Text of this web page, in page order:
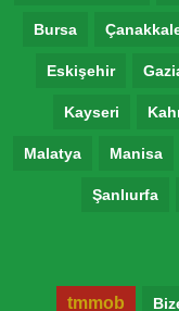
Bursa
Eskişehir
Kayseri
Malatya Manisa
Şanlıurfa
tmmob